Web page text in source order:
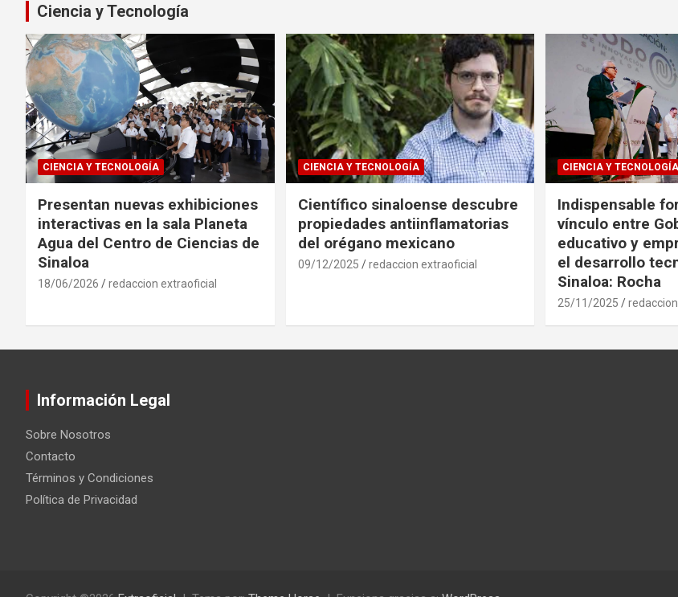
Ciencia y Tecnología
CIENCIA Y TECNOLOGÍA
Presentan nuevas exhibiciones
interactivas en la sala Planeta
Agua del Centro de Ciencias de
Sinaloa
18/06/2026 redaccion extraoficial
CIENCIA Y TECNOLOGÍA
Científico sinaloense descubre
propiedades antiinflamatorias
del orégano mexicano
09/12/2025 redaccion extraoficial
CIENCIA Y TECNOLOGÍA
Indispensable
vínculo entre
educativo y
el desarrollo
Sinaloa: Rocha
25/11/2025
Información Legal
Sobre Nosotros
Contacto
Términos y Condiciones
Política de Privacidad